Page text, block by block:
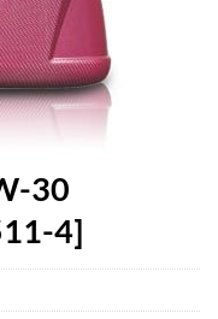
30
4]